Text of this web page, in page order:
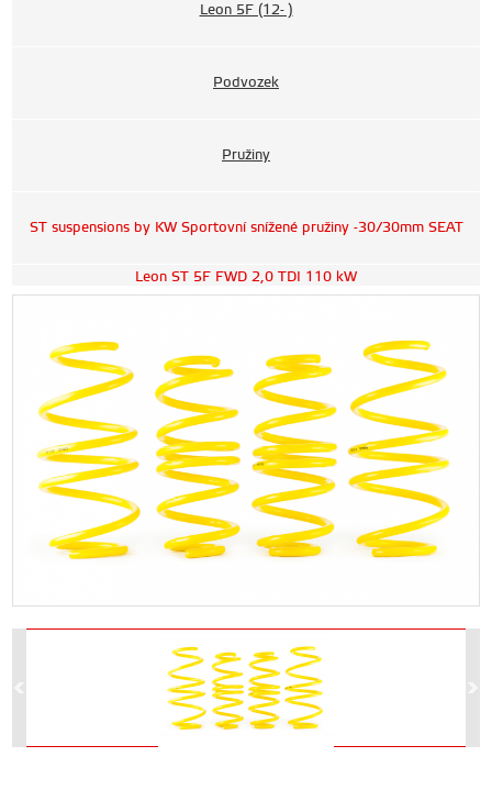
Leon 5F (12- )
Podvozek
Pružiny
ST suspensions by KW Sportovní snížené pružiny -30/30mm SEAT
Leon ST 5F FWD 2,0 TDI 110 kW